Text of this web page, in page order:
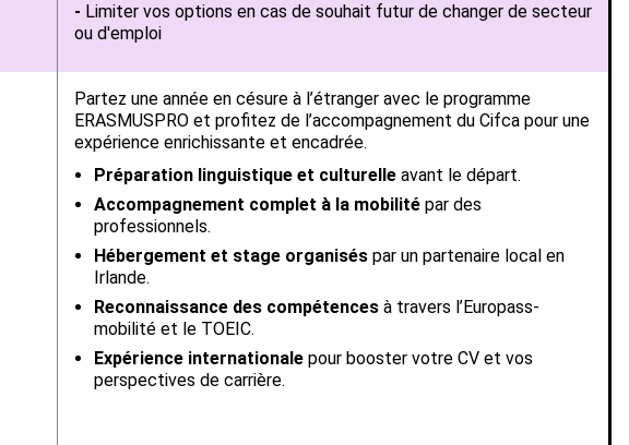
- Limiter vos options en cas de souhait futur de changer de secteur
ou d'emploi
Partez une année en césure à l’étranger avec le programme
ERASMUSPRO et profitez de l’accompagnement du Cifca pour une
expérience enrichissante et encadrée.
Préparation linguistique et culturelle avant le départ.
Accompagnement complet à la mobilité par des
professionnels.
Hébergement et stage organisés par un partenaire local en
Irlande.
Reconnaissance des compétences à travers l’Europass-
mobilité et le TOEIC.
Expérience internationale pour booster votre CV et vos
perspectives de carrière.